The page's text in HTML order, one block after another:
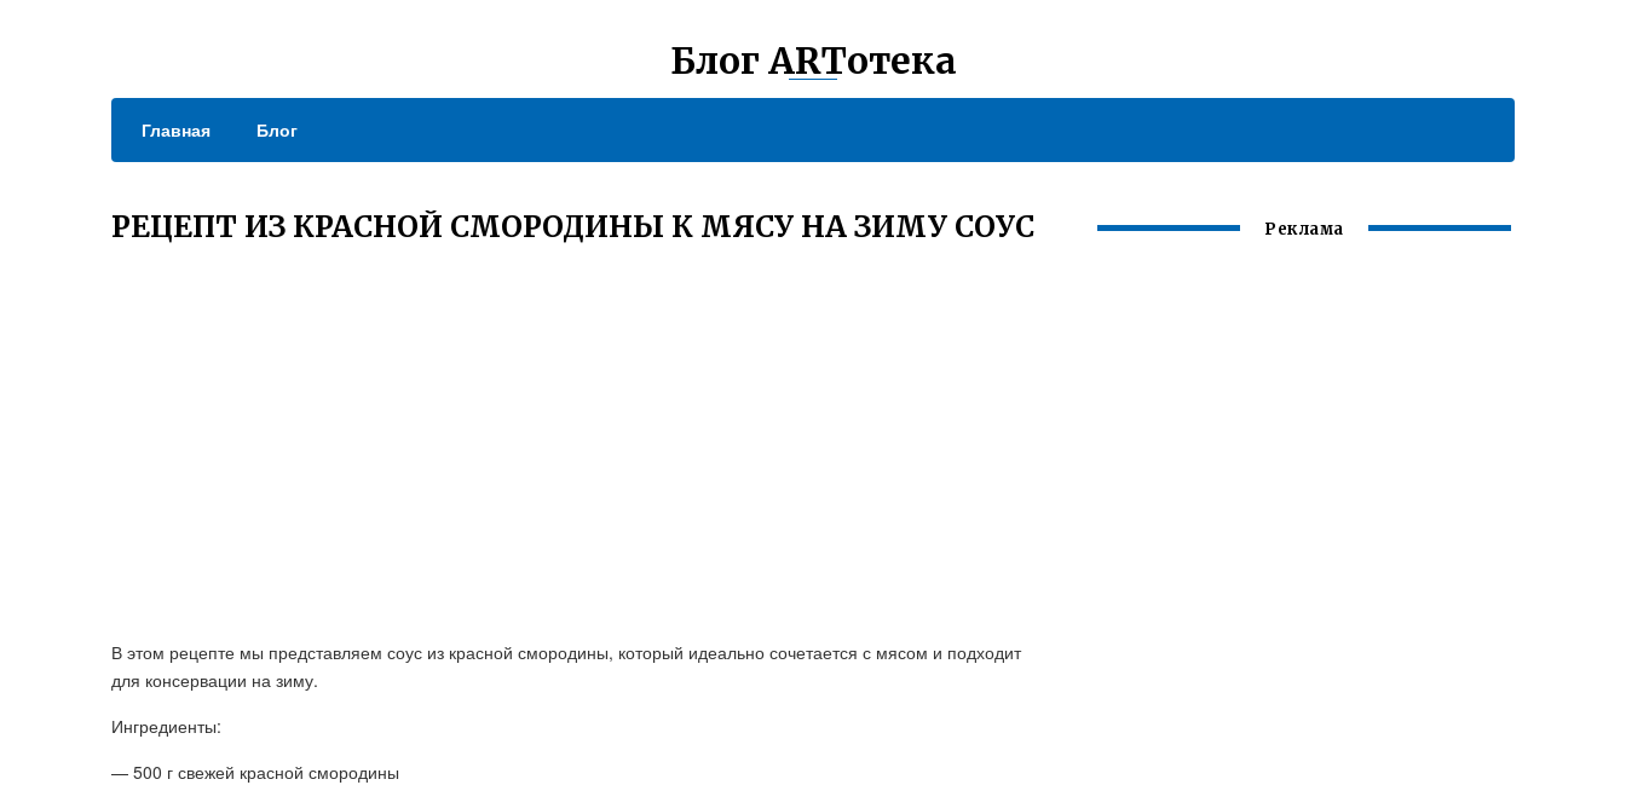
Блог ARTотека
Главная Блог
РЕЦЕПТ ИЗ КРАСНОЙ СМОРОДИНЫ К МЯСУ НА ЗИМУ СОУС
В этом рецепте мы представляем соус из красной смородины, который идеально сочетается с мясом и подходит
для консервации на зиму.
Ингредиенты:
— 500 г свежей красной смородины
Реклама